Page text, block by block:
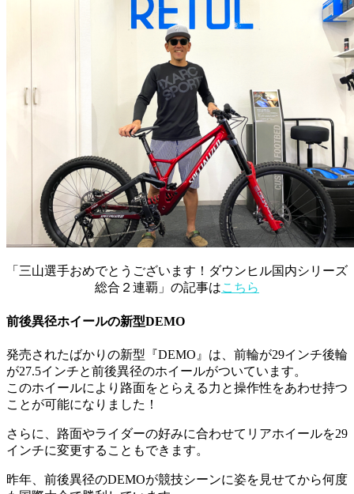
「三山選手おめでとうございます！ダウンヒル国内シリーズ
総合２連覇」の記事はこちら
前後異径ホイールの新型DEMO
発売されたばかりの新型『DEMO』は、前輪が29インチ後輪
が27.5インチと前後異径のホイールがついています。
このホイールにより路面をとらえる力と操作性をあわせ持つ
ことが可能になりました！
さらに、路面やライダーの好みに合わせてリアホイールを29
インチに変更することもできます。
昨年、前後異径のDEMOが競技シーンに姿を見せてから何度